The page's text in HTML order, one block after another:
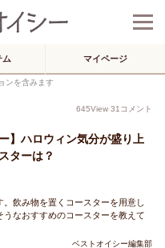
ム マイページ
ンを含みます
645View 31 コメント
】ハロウィン気分が盛り上
ターは？
飲み物を置くコースターを用意し
なおすすめのコースターを教えて
ベストオイシー編集部